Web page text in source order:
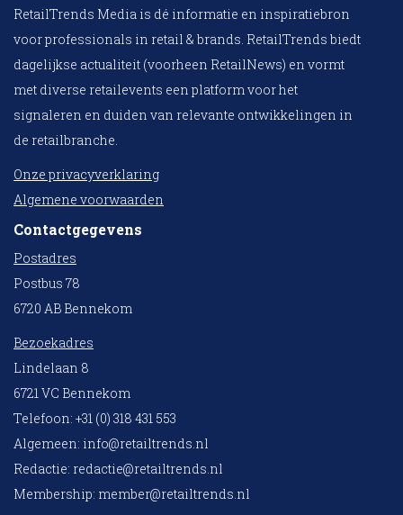
RetailTrends Media is dé informatie en inspiratiebron
voor professionals in retail & brands. RetailTrends biedt
dagelijkse actualiteit (voorheen RetailNews) en vormt
met diverse retailevents een platform voor het
signaleren en duiden van relevante ontwikkelingen in
de retailbranche.
Onze privacyverklaring
Algemene voorwaarden
Contactgegevens
Postadres
Postbus 78
6720 AB Bennekom
Bezoekadres
Lindelaan 8
6721 VC Bennekom
Telefoon: +31 (0) 318 431 553
Algemeen: info@retailtrends.nl
Redactie: redactie@retailtrends.nl
Membership: member@retailtrends.nl